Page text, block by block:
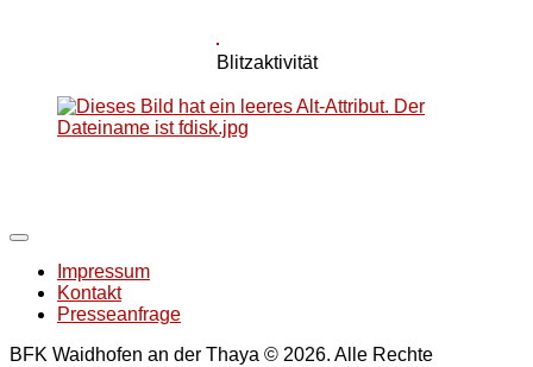
Blitzaktivität
Impressum
Kontakt
Presseanfrage
BFK Waidhofen an der Thaya © 2026. Alle Rechte